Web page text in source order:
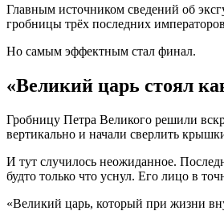
Главным источником сведений об
гробницы трёх последних
Но самым эффектным стал финал.
«Великий царь стоял
Гробницу Петра Великого решили
вертикально и начали сверлить
И тут случилось неожиданное.
будто только что уснул. Его лицо в
«Великий царь, который при жизни